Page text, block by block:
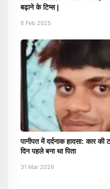
बढ़ाने के टिप्स |
6 Feb 2025
पानीपत में दर्दनाक हादसा: कार
दिन पहले बना था पिता
31 Mar 2026